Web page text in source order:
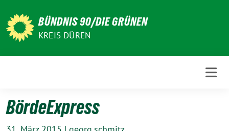
zum
Inhalt
BÜNDNIS 90/DIE GRÜNEN
KREIS DÜREN
BördeExpress